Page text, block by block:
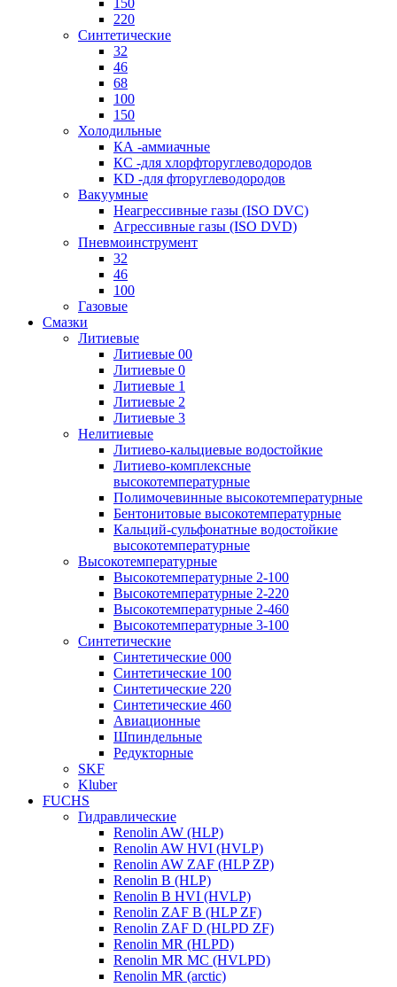
150
220
Синтетические
32
46
68
100
150
Холодильные
КА -аммиачные
КС -для хлорфторуглеводородов
KD -для фторуглеводородов
Вакуумные
Неагрессивные газы (ISO DVC)
Агрессивные газы (ISO DVD)
Пневмоинструмент
32
46
100
Газовые
Смазки
Литиевые
Литиевые 00
Литиевые 0
Литиевые 1
Литиевые 2
Литиевые 3
Нелитиевые
Литиево-кальциевые водостойкие
Литиево-комплексные
высокотемпературные
Полимочевинные высокотемпературные
Бентонитовые высокотемпературные
Кальций-сульфонатные водостойкие
высокотемпературные
Высокотемпературные
Высокотемпературные 2-100
Высокотемпературные 2-220
Высокотемпературные 2-460
Высокотемпературные 3-100
Синтетические
Синтетические 000
Синтетические 100
Синтетические 220
Синтетические 460
Авиационные
Шпиндельные
Редукторные
SKF
Kluber
FUCHS
Гидравлические
Renolin AW (HLP)
Renolin AW HVI (HVLP)
Renolin AW ZAF (HLP ZP)
Renolin B (HLP)
Renolin B HVI (HVLP)
Renolin ZAF B (HLP ZF)
Renolin ZAF D (HLPD ZF)
Renolin MR (HLPD)
Renolin MR MC (HVLPD)
Renolin MR (arctic)